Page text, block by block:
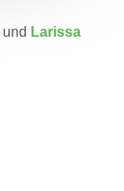
und Larissa